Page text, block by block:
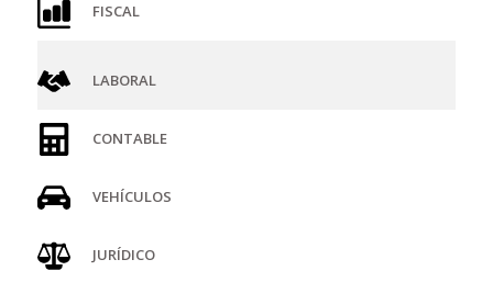
FISCAL
LABORAL
CONTABLE
VEHÍCULOS
JURÍDICO